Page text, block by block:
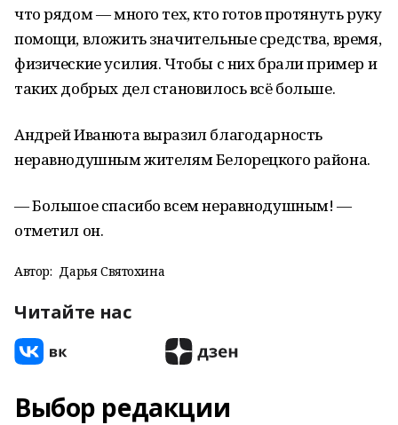
что рядом — много тех, кто готов протянуть руку
помощи, вложить значительные средства, время,
физические усилия. Чтобы с них брали пример и
таких добрых дел становилось всё больше.
Андрей Иванюта выразил благодарность
неравнодушным жителям Белорецкого района.
— Большое спасибо всем неравнодушным! —
отметил он.
Автор: Дарья Святохина
Читайте нас
Выбор редакции